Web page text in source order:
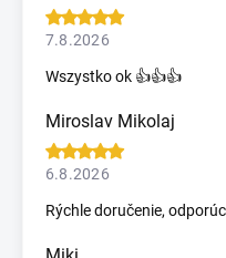
7.8.2026
Wszystko ok 👍👍👍
Miroslav Mikolaj
6.8.2026
Rýchle doručenie,